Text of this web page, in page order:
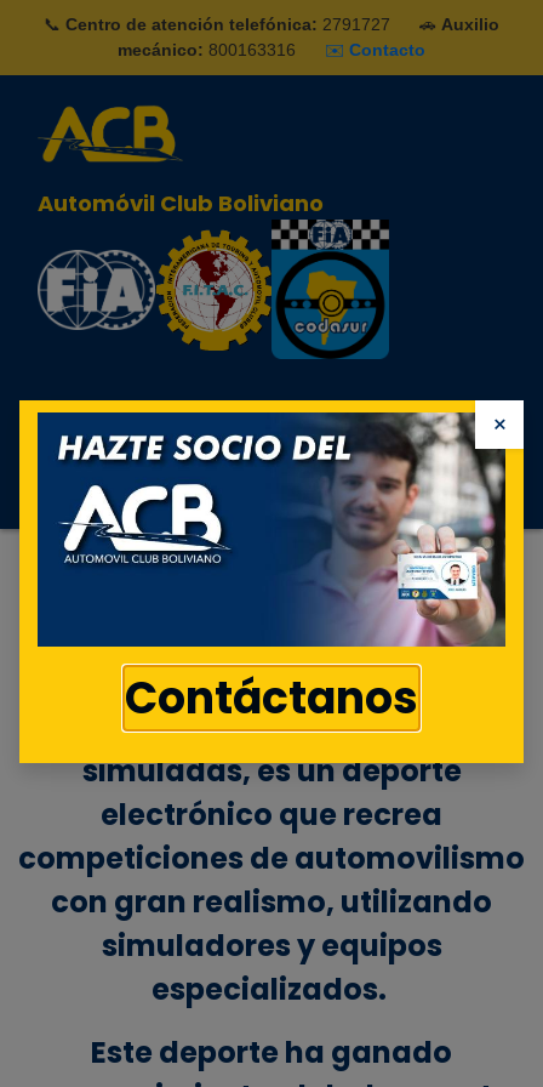
📞 Centro de atención telefónica: 2791727 🚗 Auxilio
mecánico: 800163316 ✉️ Contacto
Automóvil Club Boliviano
Sign in
E Sport
El Sim Racing, o carreras
simuladas, es un deporte
electrónico que recrea
competiciones de automovilismo
con gran realismo, utilizando
simuladores y equipos
especializados.
Este deporte ha ganado
×
Contáctanos